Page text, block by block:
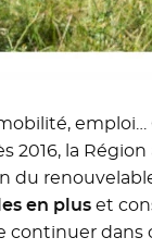
emploi…
2016, la
du
en pluset
continuer dans